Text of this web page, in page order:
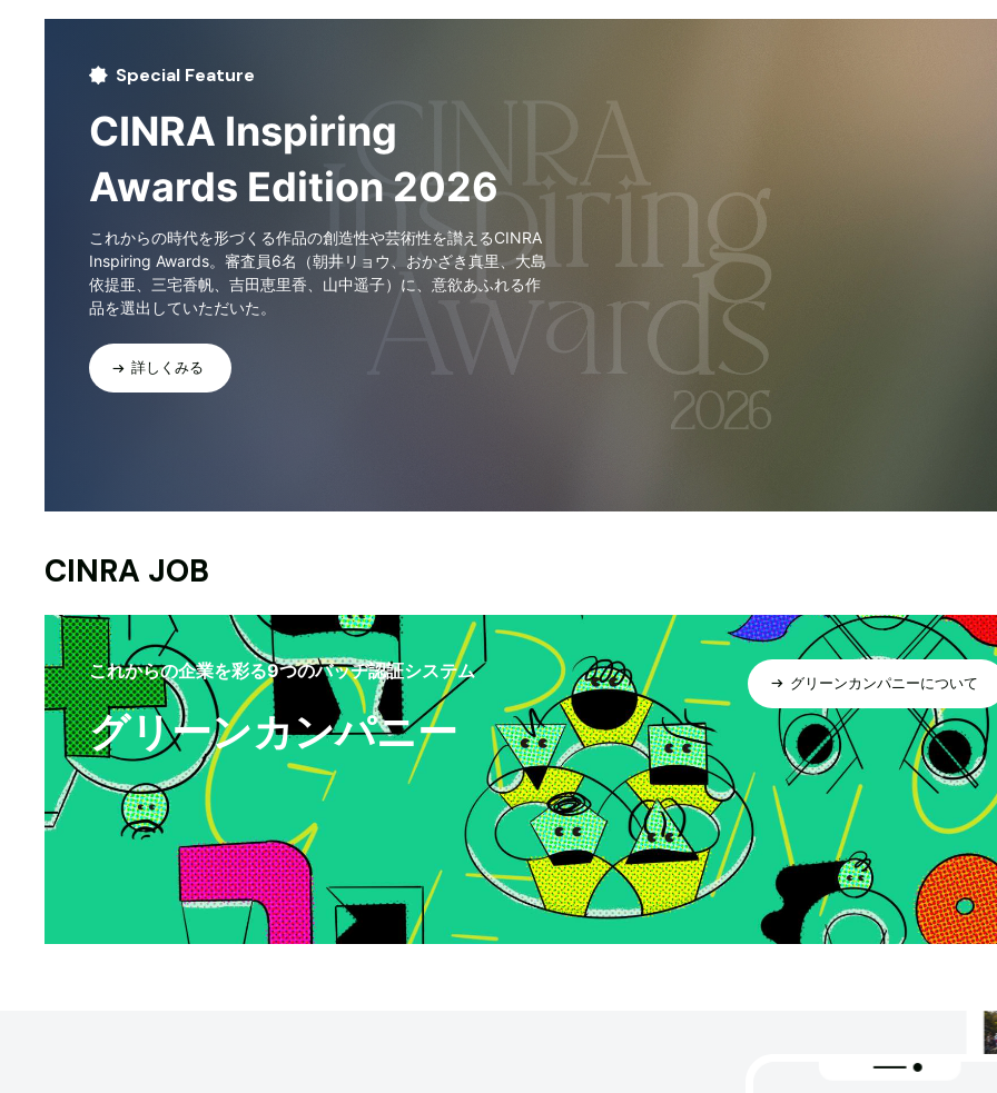
Special Feature
CINRA Inspiring
Awards Edition 2026
これからの時代を形づくる作品の創造性や芸術性を讃えるCINRA
Inspiring Awards。審査員6名（朝井リョウ、おかざき真里、大島
依提亜、三宅香帆、吉田恵里香、山中遥子）に、意欲あふれる作
品を選出していただいた。
詳しくみる
CINRA JOB
これからの企業を彩る9つのバッヂ認証システム
グリーンカンパニー
グリーンカンパニーについて